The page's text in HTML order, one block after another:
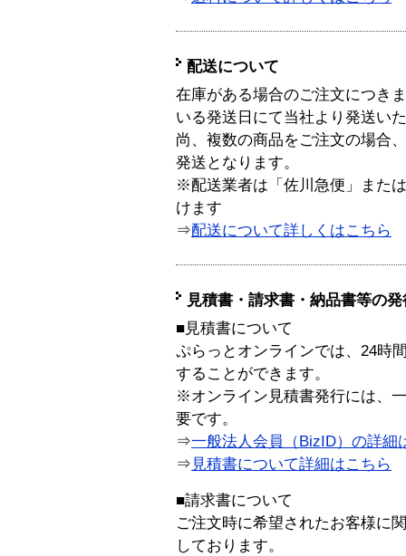
配送について
在庫がある場合のご注文につき
いる発送日にて当社より発送い
尚、複数の商品をご注文の場合
発送となります。
※配送業者は「佐川急便」また
けます
⇒配送について詳しくはこちら
見積書・請求書・納品書等の
■見積書について
ぷらっとオンラインでは、24時
することができます。
※オンライン見積書発行には、
要です。
⇒一般法人会員（BizID）の詳細
⇒ 見積書について詳細はこちら
■請求書について
ご注文時に希望されたお客様に
しております。